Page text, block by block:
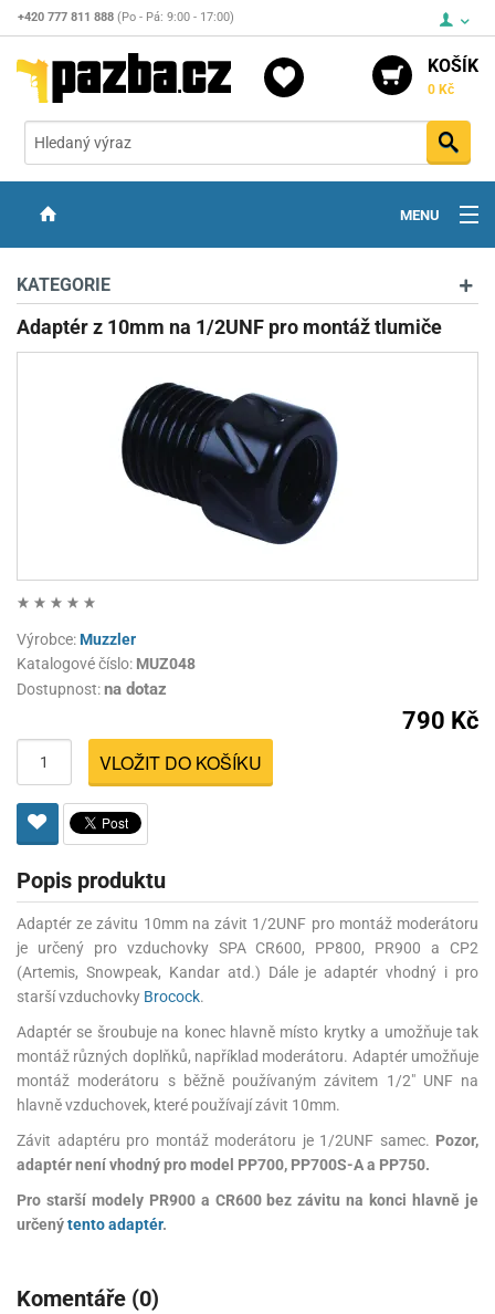
+420 777 811 888 (Po - Pá: 9:00 - 17:00)
KOŠÍK
0 Kč
MENU
OPTIKA
STŘELIVO
PŘÍSLUŠENSTVÍ
DETEKTORY KOVŮ
KATEGORIE
Adaptér z 10mm na 1/2UNF pro montáž tlumiče
Výrobce:Muzzler
Katalogové číslo: MUZ048
Dostupnost:na dotaz
790 Kč
VLOŽIT DO KOŠÍKU
Popis produktu
Adaptér ze závitu 10mm na závit 1/2UNF pro montáž moderátoru
je určený pro vzduchovky SPA CR600, PP800, PR900 a CP2
(Artemis, Snowpeak, Kandar atd.) Dále je adaptér vhodný i pro
starší vzduchovky Brocock.
Adaptér se šroubuje na konec hlavně místo krytky a umožňuje tak
montáž různých doplňků, například moderátoru. Adaptér umožňuje
montáž moderátoru s běžně používaným závitem 1/2" UNF na
hlavně vzduchovek, které používají závit 10mm.
Závit adaptéru pro montáž moderátoru je 1/2UNF samec. Pozor,
adaptér není vhodný pro model PP700, PP700S-A a PP750.
Pro starší modely PR900 a CR600 bez závitu na konci hlavně je
určenýtento adaptér.
Komentáře (0)